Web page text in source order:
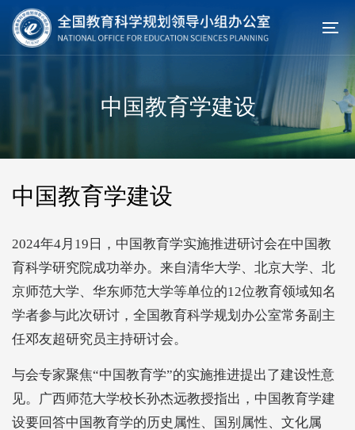
中国教育学建设
中国教育学建设
2024年4月19日，中国教育学实施推进研讨会在中国教
育科学研究院成功举办。来自清华大学、北京大学、北
京师范大学、华东师范大学等单位的12位教育领域知名
学者参与此次研讨，全国教育科学规划办公室常务副主
任邓友超研究员主持研讨会。
与会专家聚焦“中国教育学”的实施推进提出了建设性意
见。广西师范大学校长孙杰远教授指出，中国教育学建
设要回答中国教育学的历史属性、国别属性、文化属